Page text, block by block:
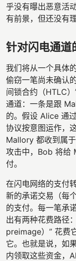
乎没有曝出恶意活
有前景，但还没有
针对闪电通道
我们将从一个具体
偷窃一笔尚未确认
间锁合约（HTLC
通道：一条是跟
的。假设 Alice 通
协议按意图运作，
Mallory 都收到属
攻击中，Bob 将给
付。
在闪电网络的支付
新的承诺交易（每
的支付。每一笔承
出有两种花费路径
preimage）” 花费
它。也就是说，如
内领取这些资金，